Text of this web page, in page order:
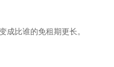
成比谁的免租期更长。